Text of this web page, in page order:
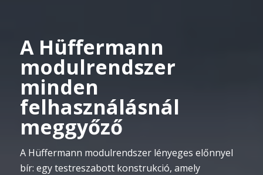
A Hüffermann
modulrendszer
minden
felhasználásnál
meggyőző
A Hüffermann modulrendszer lényeges előnnyel
bír: egy testreszabott konstrukció, amely